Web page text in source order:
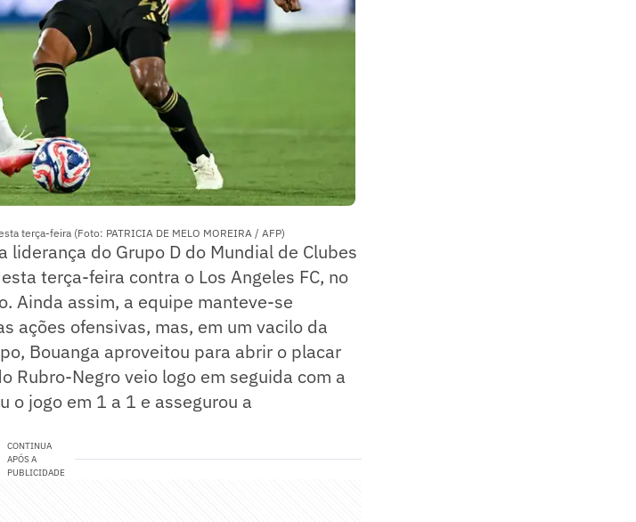
terça-feira (Foto: PATRICIA DE MELO MOREIRA / AFP)
liderança do Grupo D do Mundial de Clubes
terça-feira contra o Los Angeles FC, no
Ainda assim, a equipe manteve-se
ações ofensivas, mas, em um vacilo da
Bouanga aproveitou para abrir o placar
Rubro-Negro veio logo em seguida com a
o jogo em 1 a 1 e assegurou a
CONTINUA
APÓS A
PUBLICIDADE